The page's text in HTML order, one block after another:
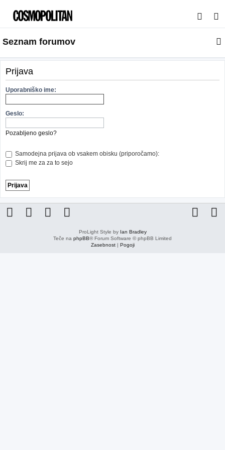
s
a
j
Seznam forumov
Prijava
Uporabniško ime:
Geslo:
Pozabljeno geslo?
Samodejna prijava ob vsakem obisku (priporočamo):
Skrij me za za to sejo
ProLight Style by Ian Bradley
Teče na phpBB® Forum Software © phpBB Limited
Zasebnost| Pogoji